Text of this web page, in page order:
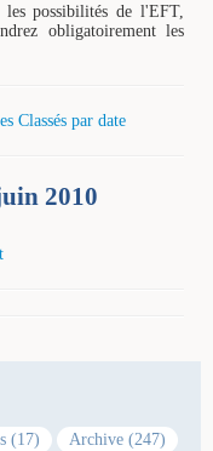
possibilités de l'EFT,
obligatoirement les
Classés par date
2010
(17)
Archive (247)